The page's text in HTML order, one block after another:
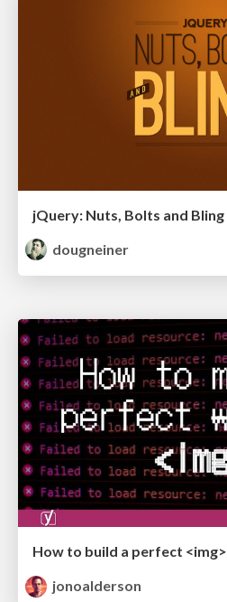
jQuery: Nuts, Bolts and Bling
dougneiner
How to build a perfect <img>
jonoalderson